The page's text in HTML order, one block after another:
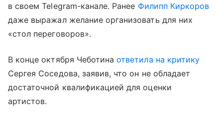
в своем Telegram-канале. Ранее Филипп Киркоров
даже выражал желание организовать для них
«стол переговоров».
В конце октября Чеботинаответила на критику
Сергея Соседова, заявив, что он не обладает
достаточной квалификацией для оценки
артистов.